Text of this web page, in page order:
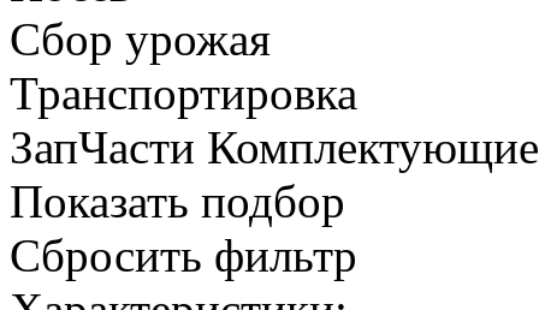
Сбор урожая
Транспортировка
ЗапЧасти
Показать подбор
Сбросить фильтр